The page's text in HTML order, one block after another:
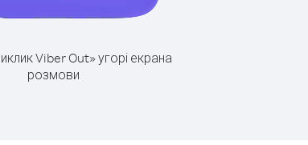
Viber Out» угорі екрана
розмови